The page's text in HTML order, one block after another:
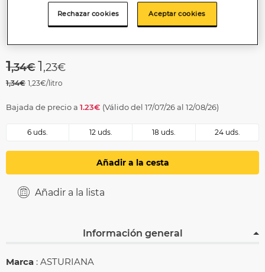
Price reduced from
1,34€to
1,23€
1,34€ 1,23€/litro
Bajada de precio a 1.23€ (Válido del 17/07/26 al 12/08/26)
6 uds. 12 uds. 18 uds. 24 uds.
Añadir a la cesta
Añadir a la lista
Información general
Marca : ASTURIANA
Rechazar cookies Aceptar cookies